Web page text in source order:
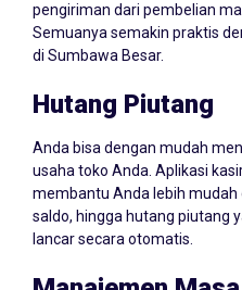
pengiriman dari pembelian
Semuanya semakin praktis
di Sumbawa Besar.
Hutang Piutang
Anda bisa dengan mudah
usaha toko Anda. Aplikasi
membantu Anda lebih
saldo, hingga hutang piutang
lancar secara otomatis.